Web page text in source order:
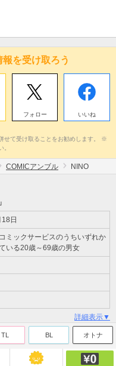
を受け取ろう
フォロー いいね
せて受け取ることをお勧めします。 ※
。
COMICアンブル NINO
日
ミックサービスのうちいずれか
いる20歳～69歳の男女
詳細表示▼
TL BL オトナ